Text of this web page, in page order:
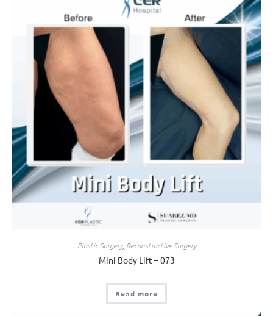
Plastic Surgery, Reconstructive Surgery
Mini Body Lift – 073
Read more